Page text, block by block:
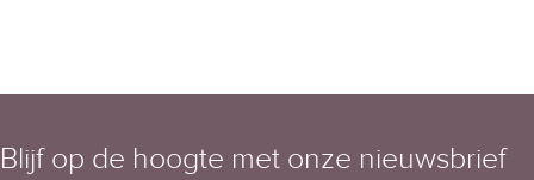
Blijf op de hoogte met onze nieuwsbrief